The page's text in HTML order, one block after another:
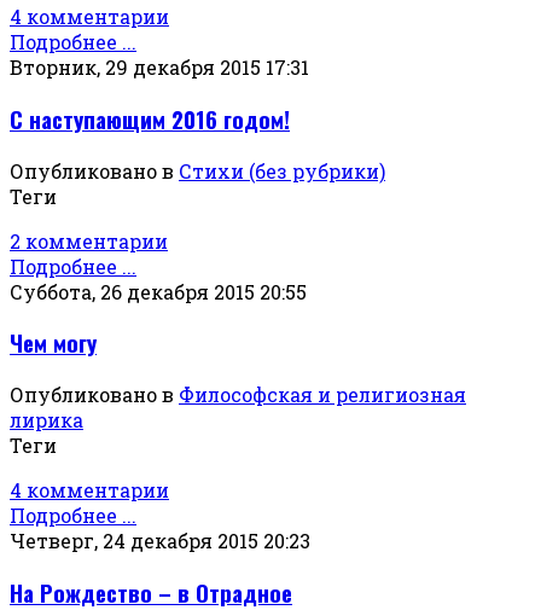
4 комментарии
Подробнее ...
Вторник, 29 декабря 2015 17:31
С наступающим 2016 годом!
Опубликовано в Стихи (без рубрики)
Теги
2 комментарии
Подробнее ...
Суббота, 26 декабря 2015 20:55
Чем могу
Опубликовано в Философская и религиозная
лирика
Теги
4 комментарии
Подробнее ...
Четверг, 24 декабря 2015 20:23
На Рождество – в Отрадное